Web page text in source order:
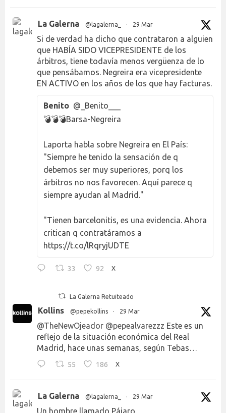
La Galerna @lagalerna_ · 29 Mar
Si de verdad ha dicho que contrataron a alguien
que HABÍA SIDO VICEPRESIDENTE de los
árbitros, tiene todavía menos vergüenza de lo
que pensábamos. Negreira era vicepresidente
EN ACTIVO en los años de los que hay facturas.
Benito @_Benito___
💣💣💣Barsa-Negreira
Laporta habla sobre Negreira en El País:
"Siempre he tenido la sensación de q
debemos ser muy superiores, porq los
árbitros no nos favorecen. Aquí parece q
siempre ayudan al Madrid."
"Tienen barcelonitis, es una evidencia. Ahora
critican q contratáramos a
https://t.co/lRqryjUDTE
33 92 X
La Galerna Retuiteado
Kollins @pepekollins · 29 Mar
@TheNewOjeador @pepealvarezzz Este es un
reflejo de la situación económica del Real
Madrid, hace unas semanas, según Tebas…
55 186 X
La Galerna @lagalerna_ · 29 Mar
Un hombre llamado Pájaro.